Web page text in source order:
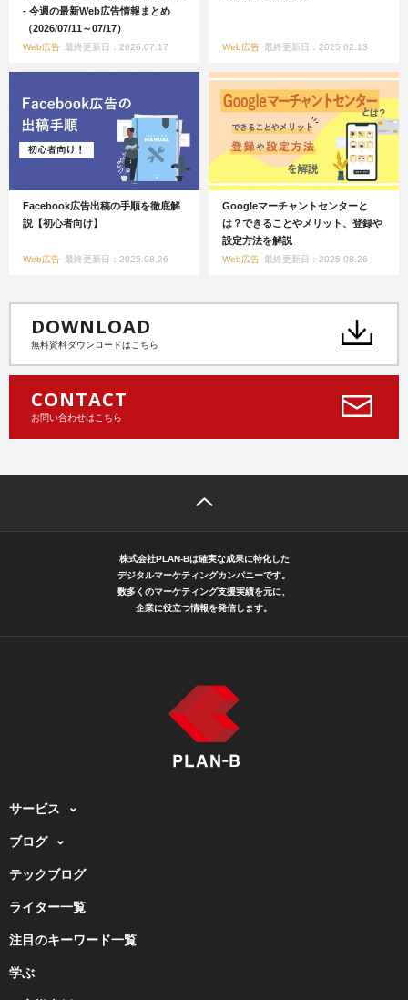
- 今週の最新Web広告情報まとめ
（2026/07/11～07/17）
Web広告 最終更新日：2026.07.17 Web広告 最終更新日：2025.02.13
Facebook広告出稿の手順を徹底解
説【初心者向け】
Web広告 最終更新日：2025.08.26
Googleマーチャントセンターと
は？できることやメリット、登録や
設定方法を解説
Web広告 最終更新日：2025.08.26
DOWNLOAD
無料資料ダウンロードはこちら
CONTACT
お問い合わせはこちら
株式会社PLAN-Bは確実な成果に特化した
デジタルマーケティングカンパニーです。
数多くのマーケティング支援実績を元に、
企業に役立つ情報を発信します。
サービス
ブログ
テックブログ
ライター一覧
注目のキーワード一覧
学ぶ